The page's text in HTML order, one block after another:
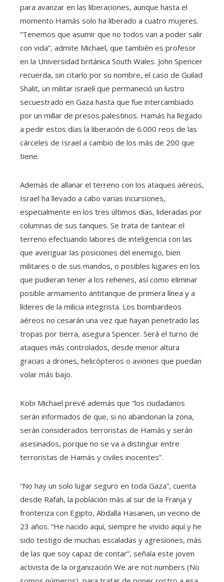
para avanzar en las liberaciones, aunque hasta el
momento Hamás solo ha liberado a cuatro mujeres.
“Tenemos que asumir que no todos van a poder salir
con vida”, admite Michael, que también es profesor
en la Universidad británica South Wales. John Spencer
recuerda, sin citarlo por su nombre, el caso de Guilad
Shalit, un militar israelí que permaneció un lustro
secuestrado en Gaza hasta que fue intercambiado
por un millar de presos palestinos. Hamás ha llegado
a pedir estos días la liberación de 6.000 reos de las
cárceles de Israel a cambio de los más de 200 que
tiene.
Además de allanar el terreno con los ataques aéreos,
Israel ha llevado a cabo varias incursiones,
especialmente en los tres últimos días, lideradas por
columnas de sus tanques. Se trata de tantear el
terreno efectuando labores de inteligencia con las
que averiguar las posiciones del enemigo, bien
militares o de sus mandos, o posibles lugares en los
que pudieran tener a los rehenes, así como eliminar
posible armamento antitanque de primera línea y a
líderes de la milicia integrista. Los bombardeos
aéreos no cesarán una vez que hayan penetrado las
tropas por tierra, asegura Spencer. Será el turno de
ataques más controlados, desde menor altura
gracias a drones, helicópteros o aviones que puedan
volar más bajo.
Kobi Michael prevé además que “los ciudadanos
serán informados de que, si no abandonan la zona,
serán considerados terroristas de Hamás y serán
asesinados, porque no se va a distinguir entre
terroristas de Hamás y civiles inocentes”.
“No hay un solo lugar seguro en toda Gaza”, cuenta
desde Rafah, la población más al sur de la Franja y
fronteriza con Egipto, Abdalla Hasanen, un vecino de
23 años. “He nacido aquí, siempre he vivido aquí y he
sido testigo de muchas escaladas y agresiones, más
de las que soy capaz de contar”, señala este joven
activista de la organización We are not numbers (No